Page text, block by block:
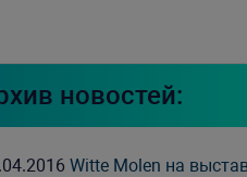
новостей:
Witte Molen на